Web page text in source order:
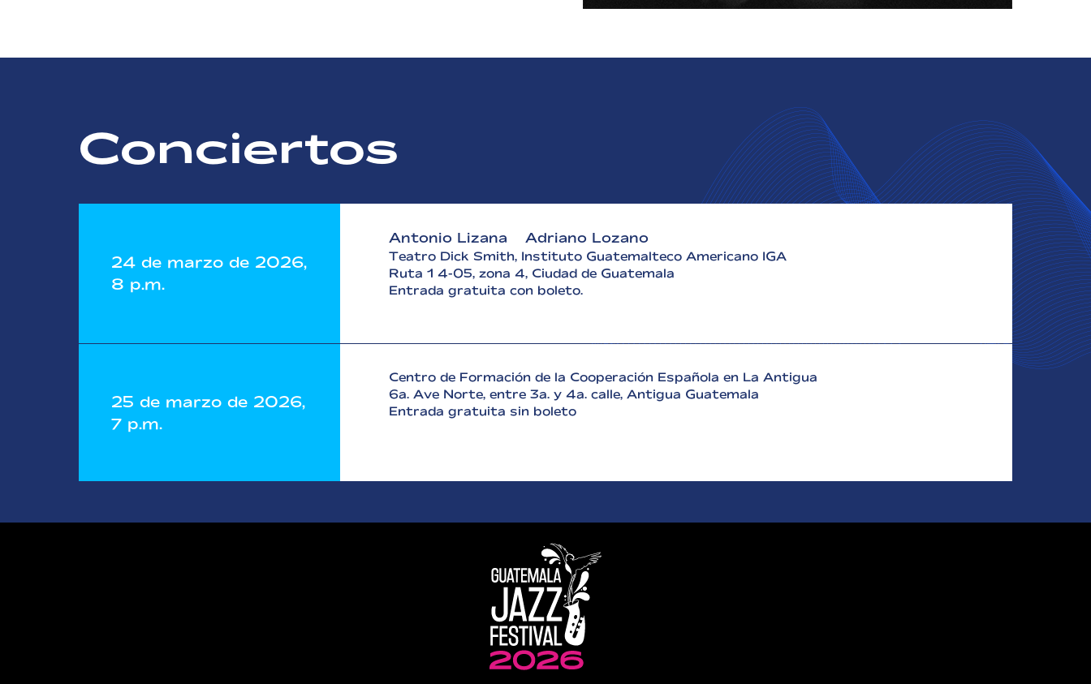
Conciertos
24 de marzo de 2026,
8 p.m.
Antonio Lizana & Adriano Lozano
Teatro Dick Smith, Instituto Guatemalteco Americano IGA
Ruta 1 4-05, zona 4, Ciudad de Guatemala
Entrada gratuita con boleto.
25 de marzo de 2026,
7 p.m.
Centro de Formación de la Cooperación Española en La Antigua
6a. Ave Norte, entre 3a. y 4a. calle, Antigua Guatemala
Entrada gratuita sin boleto